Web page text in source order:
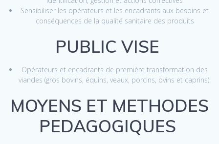
Sensibiliser les opérateurs et les encadrants aux besoins et
conséquences de la qualité sanitaire des produits
PUBLIC VISE
Opérateurs et encadrants de première transformation des
viandes (gros bovins, équins, veaux, porcins, ovins et caprins).
MOYENS ET METHODES
PEDAGOGIQUES